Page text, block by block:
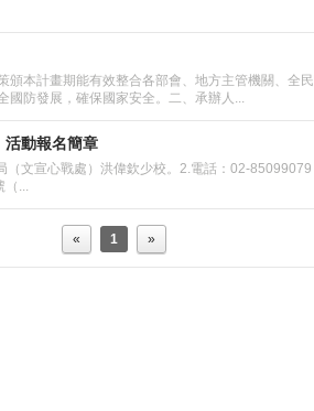
頒本計畫期能有效整合各部會、地方主管機關、全
防發展，確保國家安全。二、承辦人...
動報名簡章
（文宣心戰處）洪偉欽少校。2.電話：02-
...
« 1 »